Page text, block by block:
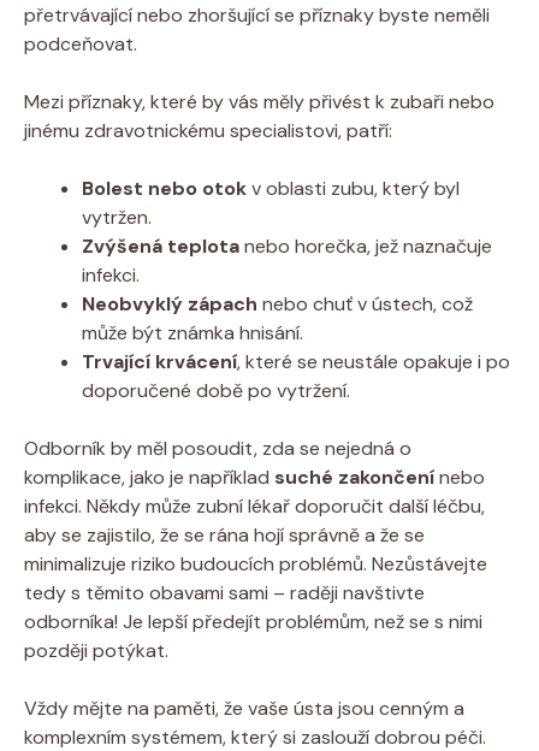
přetrvávající nebo zhoršující se příznaky byste neměli
podceňovat.
Mezi příznaky, které by vás měly přivést k zubaři nebo
jinému zdravotnickému specialistovi, patří:
Bolest nebo otokv oblasti zubu, který byl
vytržen.
Zvýšená teplotanebo horečka, jež naznačuje
infekci.
Neobvyklý zápach nebo chuť v ústech, což
může být známka hnisání.
Trvající krvácení, které se neustále opakuje i po
doporučené době po vytržení.
Odborník by měl posoudit, zda se nejedná o
komplikace, jako je například suché zakončenínebo
infekci. Někdy může zubní lékař doporučit další léčbu,
aby se zajistilo, že se rána hojí správně a že se
minimalizuje riziko budoucích problémů. Nezůstávejte
tedy s těmito obavami sami – raději navštivte
odborníka! Je lepší předejít problémům, než se s nimi
později potýkat.
Vždy mějte na paměti, že vaše ústa jsou cenným a
komplexním systémem, který si zaslouží dobrou péči.